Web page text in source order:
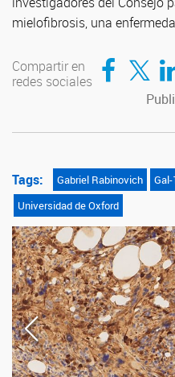
mielofibrosis, una
Compartir en
redes sociales
Compartir en
Compartir
Tags: Gabriel Rabinovich Gal-
Universidad de Oxford